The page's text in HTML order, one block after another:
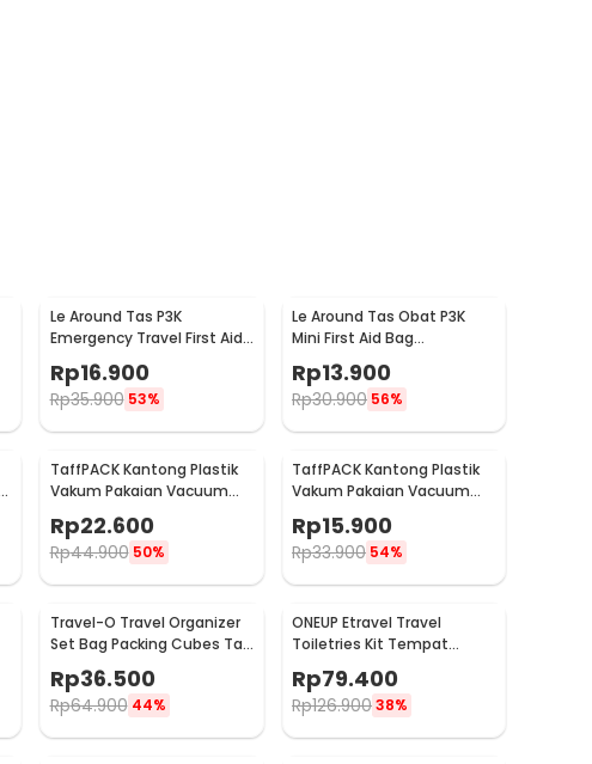
Le Around Tas P3K
Emergency Travel First Aid
Bag Nilon 23.7x13x7.5cm -
LG129
Rp16.900
Rp35.900 53%
Le Around Tas Obat P3K
Mini First Aid Bag
Kompartemen Travel -
A3079
Rp13.900
Rp30.900 56%
TaffPACK Kantong Plastik
Vakum Pakaian Vacuum
Compression Bag 1 PCS L -
SN024
Rp22.600
Rp44.900 50%
TaffPACK Kantong Plastik
Vakum Pakaian Vacuum
80x110cm - YK-1000
Rp15.900
Rp33.900 54%
Travel-O Travel Organizer
Set Bag Packing Cubes Tas
Laundry 6 PCS - BIB-650
Rp36.500
Rp64.900 44%
ONEUP Etravel Travel
Toiletries Kit Tempat
YW46
Rp79.400
Rp126.90038%